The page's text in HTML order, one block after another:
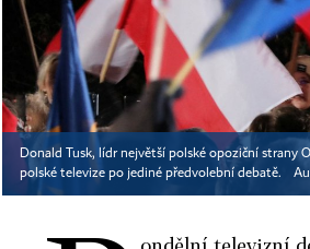
Donald Tusk, lídr největší polské opoziční strany
polské televize po jediné předvolební debatě.